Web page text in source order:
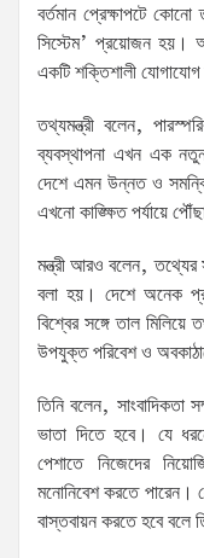
বর্তমান প্রেক্ষাপটে কোনো
সিস্টেম’ প্রয়োজন হয়।
একটি শক্তিশালী যোগাযোগ
তথ্যমন্ত্রী বলেন,
ব্যবস্থাপনা এখন এক
দেশে এমন উন্নত ও
এখনো কাঙ্ক্ষিত পর্যায়ে
মন্ত্রী আরও বলেন, তথ্যের
বলা হয়। দেশে অনেক
বিশ্বের সঙ্গে তাল
উপযুক্ত পরিবেশ ও
তিনি বলেন, সাংবাদিকতা
ভাতা দিতে হবে। যে
পেশাতে নিজেদের
মনোনিবেশ করতে পারেন।
বাস্তবায়ন করতে হবে বলে